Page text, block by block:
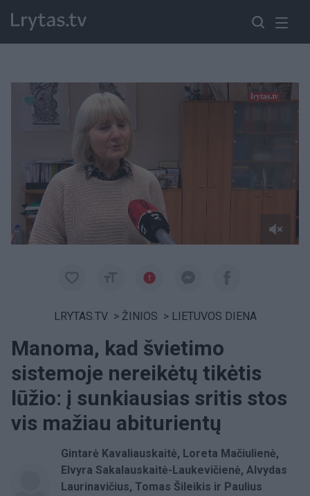
Paremkite Ukrainą
LRYTAS.TV > ŽINIOS > LIETUVOS DIENA
Manoma, kad švietimo
sistemoje nereikėtų tikėtis
lūžio: į sunkiausias sritis stos
vis mažiau abiturientų
Gintarė Kavaliauskaitė, Loreta Mačiulienė,
Elvyra Sakalauskaitė-Laukevičienė, Alvydas
Laurinavičius, Tomas Šileikis ir Paulius